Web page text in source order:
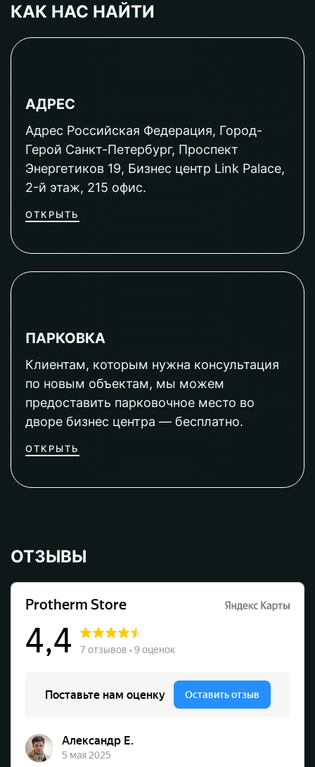
КАК НАС НАЙТИ
АДРЕС
Адрес Российская Федерация, Город-
Герой Санкт-Петербург, Проспект
Энергетиков 19, Бизнес центр Link Palace,
2-й этаж, 215 офис.
ОТКРЫТЬ
ПАРКОВКА
Клиентам, которым нужна консультация
по новым объектам, мы можем
предоставить парковочное место во
дворе бизнес центра — бесплатно.
ОТКРЫТЬ
ОТЗЫВЫ